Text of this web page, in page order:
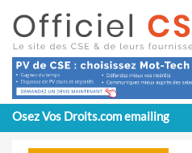
Osez Vos Droits.com emailing